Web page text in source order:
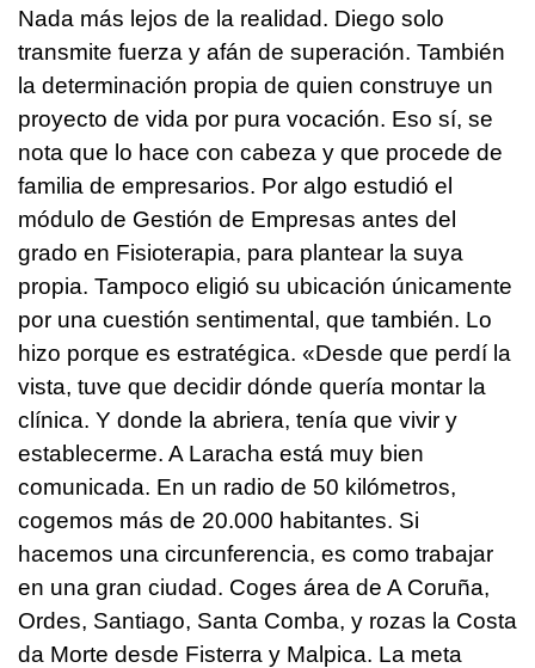
Nada más lejos de la realidad. Diego solo
transmite fuerza y afán de superación. También
la determinación propia de quien construye un
proyecto de vida por pura vocación. Eso sí, se
nota que lo hace con cabeza y que procede de
familia de empresarios. Por algo estudió el
módulo de Gestión de Empresas antes del
grado en Fisioterapia, para plantear la suya
propia. Tampoco eligió su ubicación únicamente
por una cuestión sentimental, que también. Lo
hizo porque es estratégica. «Desde que perdí la
vista, tuve que decidir dónde quería montar la
clínica. Y donde la abriera, tenía que vivir y
establecerme. A Laracha está muy bien
comunicada. En un radio de 50 kilómetros,
cogemos más de 20.000 habitantes. Si
hacemos una circunferencia, es como trabajar
en una gran ciudad. Coges área de A Coruña,
Ordes, Santiago, Santa Comba, y rozas la Costa
da Morte desde Fisterra y Malpica. La meta